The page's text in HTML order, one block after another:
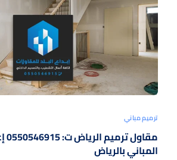
ترميم مباني
المباني بالرياض